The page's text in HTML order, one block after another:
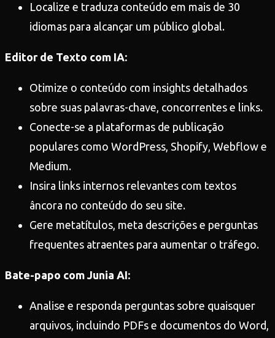
Localize e traduza conteúdo em mais de 30
idiomas para alcançar um público global.
Editor de Texto com IA:
Otimize o conteúdo com insights detalhados
sobre suas palavras-chave, concorrentes e links.
Conecte-se a plataformas de publicação
populares como WordPress, Shopify, Webflow e
Medium.
Insira links internos relevantes com textos
âncora no conteúdo do seu site.
Gere metatítulos, meta descrições e perguntas
frequentes atraentes para aumentar o tráfego.
Bate-papo com Junia AI:
Analise e responda perguntas sobre quaisquer
arquivos, incluindo PDFs e documentos do Word,